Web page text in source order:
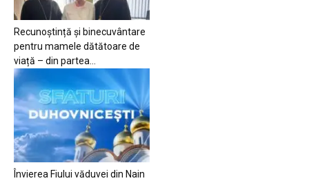
Recunoștință și binecuvântare
pentru mamele dătătoare de
viață – din partea...
Învierea Fiului văduvei din Nain